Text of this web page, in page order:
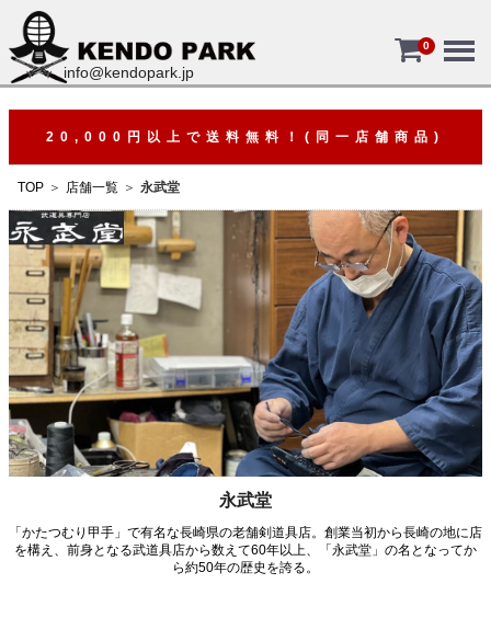
info@kendopark.jp
0
20,000円以上で送料無料！(同一店舗商品)
TOP 店舗一覧 永武堂
永武堂
「かたつむり甲手」で有名な長崎県の老舗剣道具店。創業当初から長崎の地に店
を構え、前身となる武道具店から数えて60年以上、「永武堂」の名となってか
ら約50年の歴史を誇る。